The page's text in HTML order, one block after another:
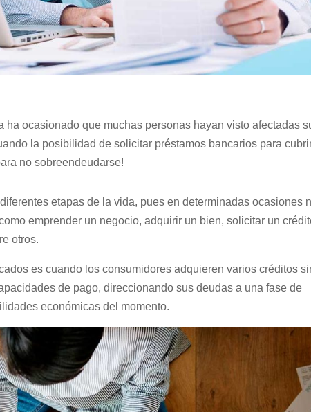
ha ocasionado que muchas personas hayan visto afectadas
la posibilidad de solicitar préstamos bancarios para
no sobreendeudarse!
etapas de la vida, pues en determinadas ocasiones
emprender un negocio, adquirir un bien, solicitar un
otros.
es cuando los consumidores adquieren varios créditos
de pago, direccionando sus deudas a una fase de
económicas del momento.